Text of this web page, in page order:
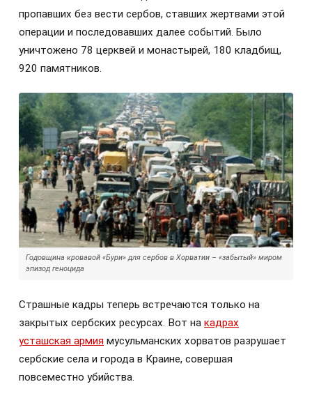
пропавших без вести сербов, ставших жертвами этой
операции и последовавших далее событий. Было
уничтожено 78 церквей и монастырей, 180 кладбищ,
920 памятников.
Годовщина кровавой «Бури» для сербов в Хорватии – «забытый» миром
эпизод геноцида
Страшные кадры теперь встречаются только на
закрытых сербских ресурсах. Вот на кадрах
усташская армия мусульманских хорватов разрушает
сербские села и города в Краине, совершая
повсеместно убийства.